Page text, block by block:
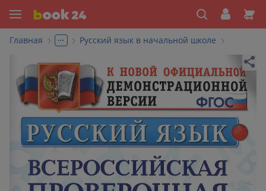
Главная ... Русский язык в начальной школе